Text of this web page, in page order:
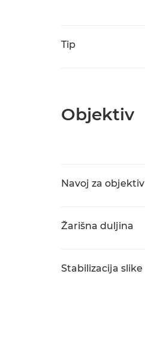
Tip
Objektiv
Navoj za objektiv
Žarišna duljina
Stabilizacija slike